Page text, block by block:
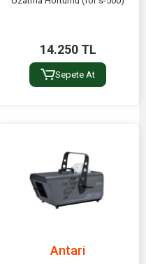
14.250 TL
Sepete At
Antari